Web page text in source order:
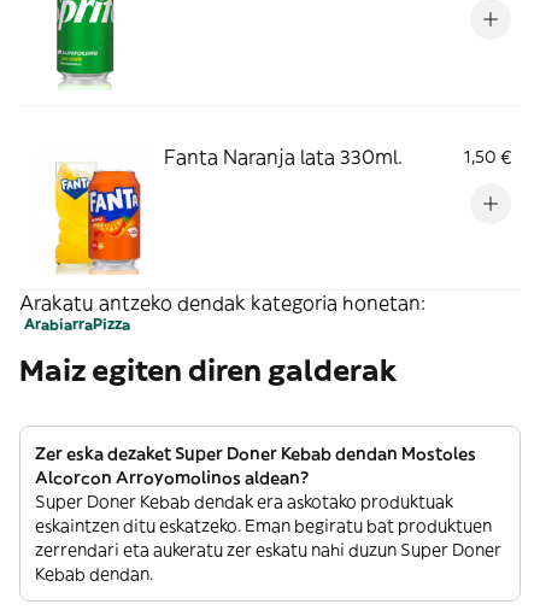
Fanta Naranja lata 330ml. 1,50 €
Arakatu antzeko dendak kategoria honetan:
ArabiarraPizza
Maiz egiten diren galderak
Zer eska dezaket Super Doner Kebab dendan Mostoles
Alcorcon Arroyomolinos aldean?
Super Doner Kebab dendak era askotako produktuak
eskaintzen ditu eskatzeko. Eman begiratu bat produktuen
zerrendari eta aukeratu zer eskatu nahi duzun Super Doner
Kebab dendan.